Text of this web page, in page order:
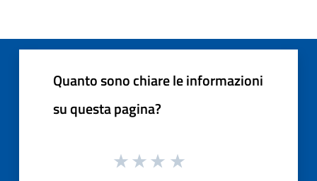
Quanto sono chiare le informazioni
su questa pagina?